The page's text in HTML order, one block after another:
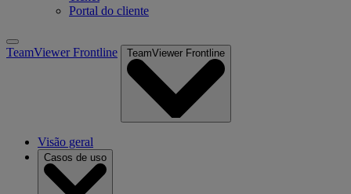
Portal do cliente
TeamViewer Frontline TeamViewer Frontline
Visão geral
Casos de uso